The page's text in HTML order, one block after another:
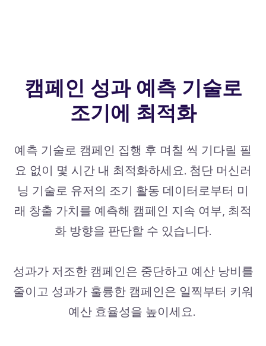
캠페인 성과 예측 기술로
조기에 최적화
예측 기술로 캠페인 집행 후 며칠 씩 기다릴 필
요 없이 몇 시간 내 최적화하세요. 첨단 머신러
닝 기술로 유저의 조기 활동 데이터로부터 미
래 창출 가치를 예측해 캠페인 지속 여부, 최적
화 방향을 판단할 수 있습니다.
성과가 저조한 캠페인은 중단하고 예산 낭비를
줄이고 성과가 훌륭한 캠페인은 일찍부터 키워
예산 효율성을 높이세요.